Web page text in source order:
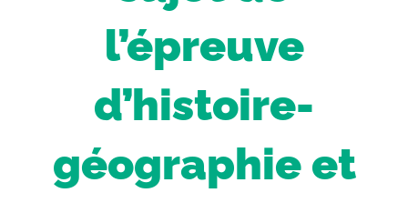
l’épreuve
d’histoire-
géographie et